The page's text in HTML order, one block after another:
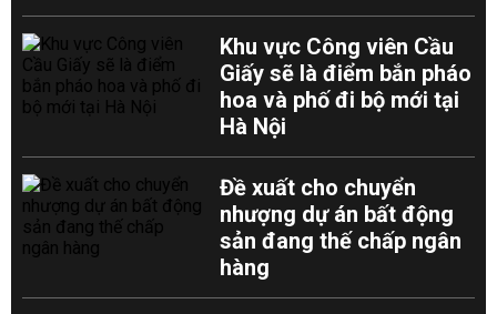
Khu vực Công viên Cầu
Giấy sẽ là điểm bắn pháo
hoa và phố đi bộ mới tại
Hà Nội
Đề xuất cho chuyển
nhượng dự án bất động
sản đang thế chấp ngân
hàng